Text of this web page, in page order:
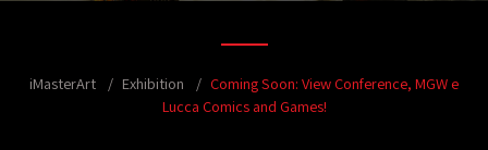
iMasterArt Exhibition
Coming Soon: View Conference, MGW e
Lucca Comics and Games!